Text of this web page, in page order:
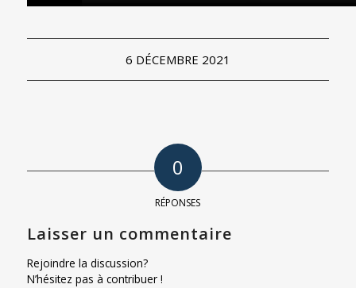
6 DÉCEMBRE 2021
0
RÉPONSES
Laisser un commentaire
Rejoindre la discussion?
N’hésitez pas à contribuer !